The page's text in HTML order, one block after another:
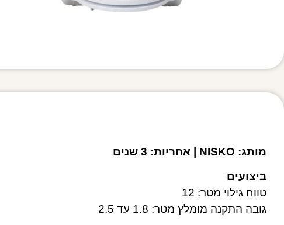
מותג: NISKO | אחריות: 3 שנים
ביצועים
טווח גילוי מטר: 12
גובה התקנה מומלץ מטר: 1.8 עד 2.5